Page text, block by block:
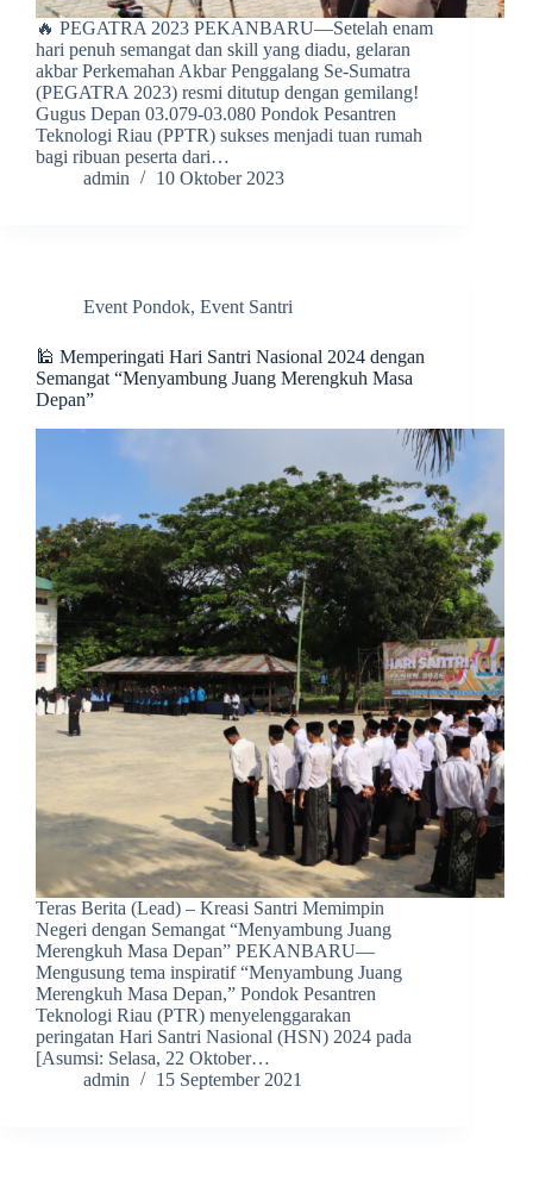
🔥 PEGATRA 2023 PEKANBARU—Setelah enam
hari penuh semangat dan skill yang diadu, gelaran
akbar Perkemahan Akbar Penggalang Se-Sumatra
(PEGATRA 2023) resmi ditutup dengan gemilang!
Gugus Depan 03.079-03.080 Pondok Pesantren
Teknologi Riau (PPTR) sukses menjadi tuan rumah
bagi ribuan peserta dari…
admin
10 Oktober 2023
Event Pondok, Event Santri
🕌 Memperingati Hari Santri Nasional 2024 dengan
Semangat “Menyambung Juang Merengkuh Masa
Depan”
Teras Berita (Lead) – Kreasi Santri Memimpin
Negeri dengan Semangat “Menyambung Juang
Merengkuh Masa Depan” PEKANBARU—
Mengusung tema inspiratif “Menyambung Juang
Merengkuh Masa Depan,” Pondok Pesantren
Teknologi Riau (PTR) menyelenggarakan
peringatan Hari Santri Nasional (HSN) 2024 pada
[Asumsi: Selasa, 22 Oktober…
admin
15 September 2021